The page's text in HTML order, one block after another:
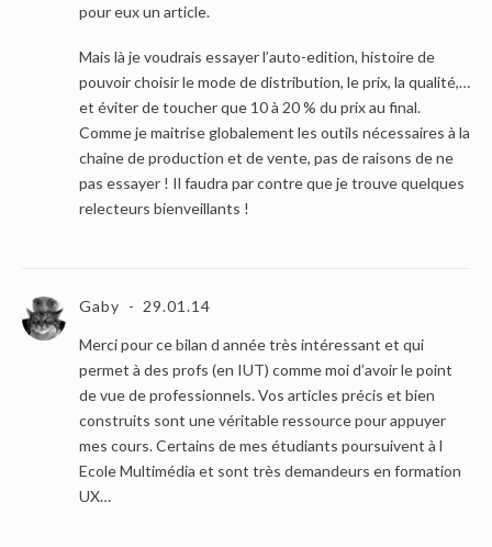
pour eux un article.
Mais là je voudrais essayer l’auto-edition, histoire de
pouvoir choisir le mode de distribution, le prix, la qualité,…
et éviter de toucher que 10 à 20 % du prix au final.
Comme je maitrise globalement les outils nécessaires à la
chaine de production et de vente, pas de raisons de ne
pas essayer ! Il faudra par contre que je trouve quelques
relecteurs bienveillants !
Gaby 29.01.14
Merci pour ce bilan d année très intéressant et qui
permet à des profs (en IUT) comme moi d’avoir le point
de vue de professionnels. Vos articles précis et bien
construits sont une véritable ressource pour appuyer
mes cours. Certains de mes étudiants poursuivent à l
Ecole Multimédia et sont très demandeurs en formation
UX…